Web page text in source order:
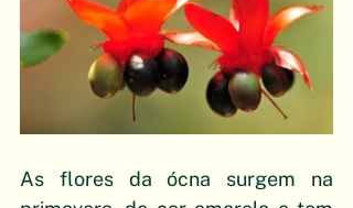
As flores da ócna surgem na